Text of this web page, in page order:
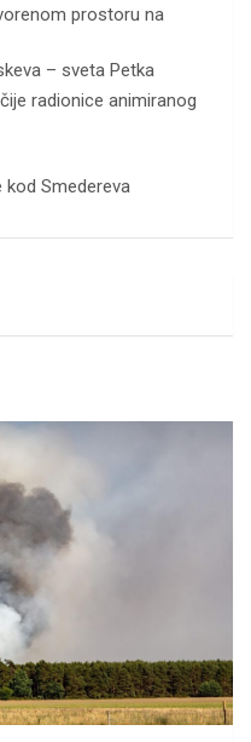
prostoru na
– sveta Petka
radionice animiranog
kod Smedereva